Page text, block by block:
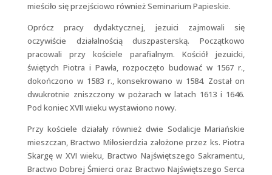
mieściło się przejściowo również Seminarium Papieskie.
Oprócz pracy dydaktycznej, jezuici zajmowali się
oczywiście działalnością duszpasterską. Początkowo
pracowali przy kościele parafialnym. Kościół jezuicki,
świętych Piotra i Pawła, rozpoczęto budować w 1567 r.,
dokończono w 1583 r., konsekrowano w 1584. Został on
dwukrotnie zniszczony w pożarach w latach 1613 i 1646.
Pod koniec XVII wieku wystawiono nowy.
Przy kościele działały również dwie Sodalicje Mariańskie
mieszczan, Bractwo Miłosierdzia założone przez ks. Piotra
Skargę w XVI wieku, Bractwo Najświętszego Sakramentu,
Bractwo Dobrej Śmierci oraz Bractwo Najświętszego Serca